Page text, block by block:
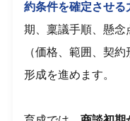
約条件を確定させる
期、稟議手順、懸
（価格、範囲、契
形成を進めます。